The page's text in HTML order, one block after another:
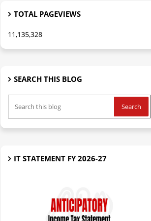
TOTAL PAGEVIEWS
11,135,328
SEARCH THIS BLOG
IT STATEMENT FY 2026-27